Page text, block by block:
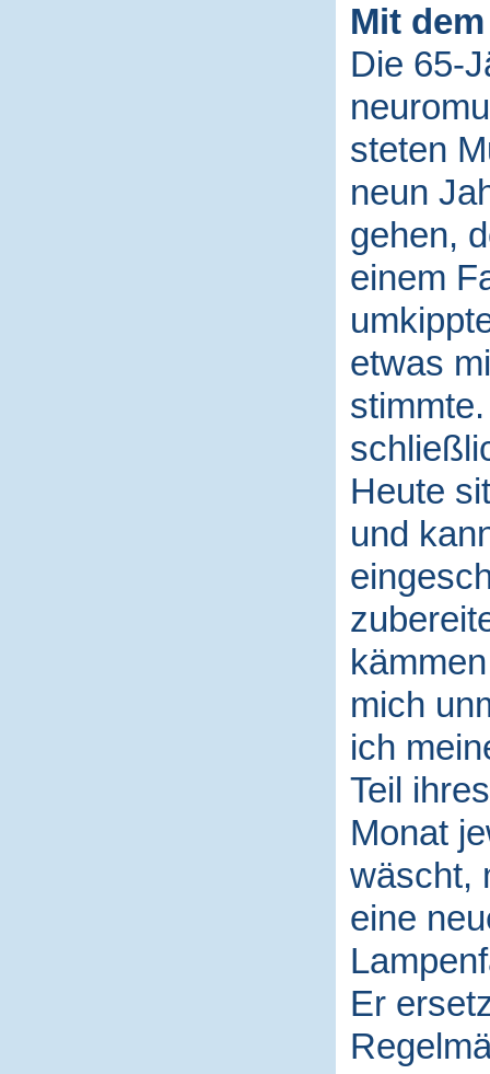
Mit
Die 65-
steten
neun
gehen,
einem
etwas
Heute
und
mich
ich
Teil
Monat
wäscht,
eine
Er